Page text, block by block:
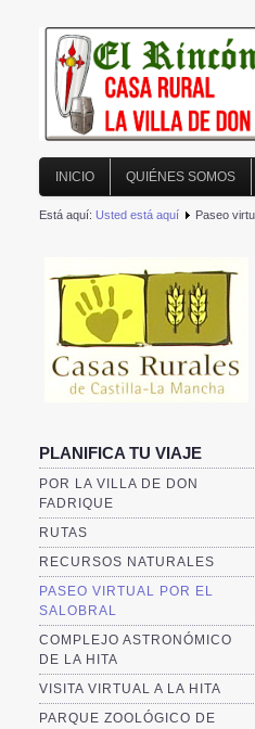
INICIO QUIÉNES SOMOS
Está aquí: Usted está aquí Paseo
PLANIFICA TU VIAJE
POR LA VILLA DE DON
FADRIQUE
RUTAS
RECURSOS NATURALES
PASEO VIRTUAL POR EL
SALOBRAL
COMPLEJO ASTRONÓMICO
DE LA HITA
VISITA VIRTUAL A LA HITA
PARQUE ZOOLÓGICO DE